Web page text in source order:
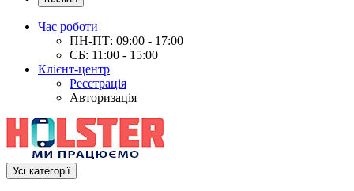
Час роботи
ПН-ПТ: 09:00 - 17:00
СБ: 11:00 - 15:00
Клієнт-центр
Реєстрація
Авторизація
Усі категорії